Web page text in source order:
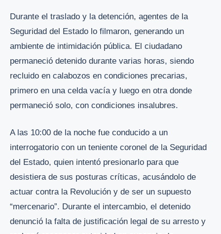
Durante el traslado y la detención, agentes de la
Seguridad del Estado lo filmaron, generando un
ambiente de intimidación pública. El ciudadano
permaneció detenido durante varias horas, siendo
recluido en calabozos en condiciones precarias,
primero en una celda vacía y luego en otra donde
permaneció solo, con condiciones insalubres.
A las 10:00 de la noche fue conducido a un
interrogatorio con un teniente coronel de la Seguridad
del Estado, quien intentó presionarlo para que
desistiera de sus posturas críticas, acusándolo de
actuar contra la Revolución y de ser un supuesto
“mercenario”. Durante el intercambio, el detenido
denunció la falta de justificación legal de su arresto y